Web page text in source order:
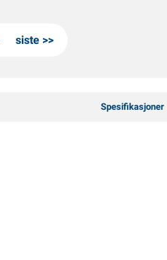
siste
Spesifikasjoner